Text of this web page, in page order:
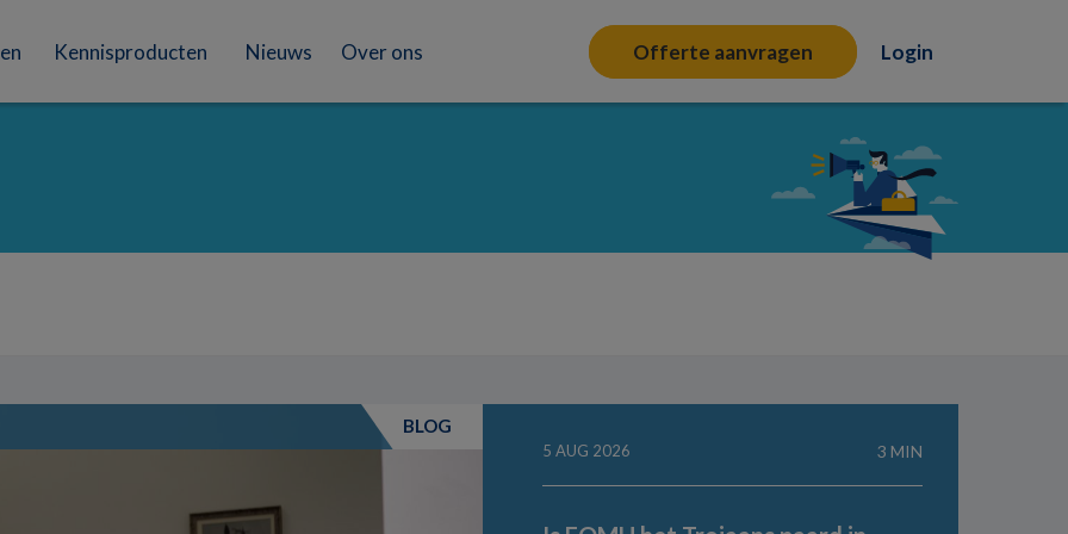
Kennisproducten Nieuws Over ons Offerte aanvragen Login
BLOG
5 AUG 2026 3 MIN